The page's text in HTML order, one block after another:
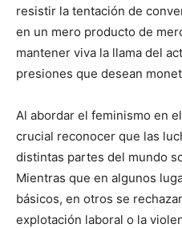
resistir la tentación de
en un mero producto de
mantener viva la llama del
presiones que desean
Al abordar el feminismo en
crucial reconocer que las
distintas partes del mundo
Mientras que en algunos
básicos, en otros se
explotación laboral o la